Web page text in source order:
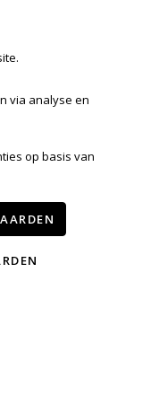
via analyse en
op basis van